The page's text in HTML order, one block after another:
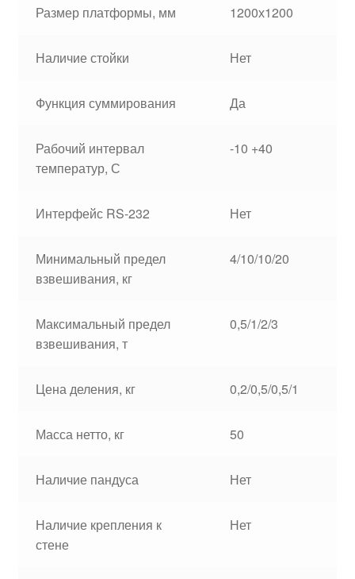
Размер платформы, мм 1200х1200
Наличие стойки Нет
Функция суммирования Да
Рабочий интервал
температур, С
-10 +40
Интерфейс RS-232 Нет
Минимальный предел
взвешивания, кг
4/10/10/20
Максимальный предел
взвешивания, т
0,5/1/2/3
Цена деления, кг 0,2/0,5/0,5/1
Масса нетто, кг 50
Наличие пандуса Нет
Наличие крепления к
стене
Нет